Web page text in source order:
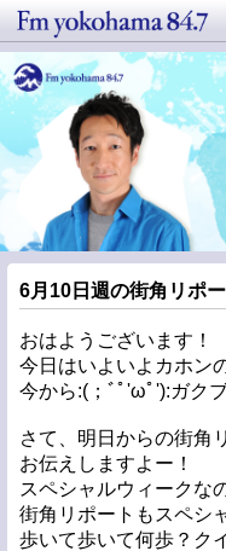
6月10日週の街角リポー
おはようございます！
今日はいよいよカホン
今から:(；ﾞﾟ'ωﾟ'):ガク
さて、明日からの街角
お伝えしますよー！
スペシャルウィークな
街角リポートもスペシ
歩いて歩いて何歩？ク